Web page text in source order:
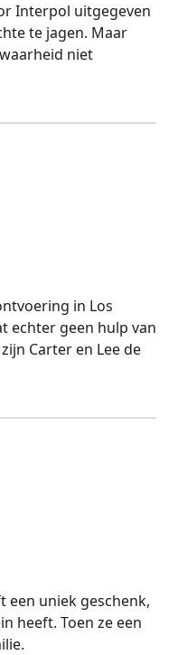
Interpol uitgegeven
te jagen. Maar
niet
in Los
echter geen hulp van
Carter en Lee de
een uniek geschenk,
heeft. Toen ze een